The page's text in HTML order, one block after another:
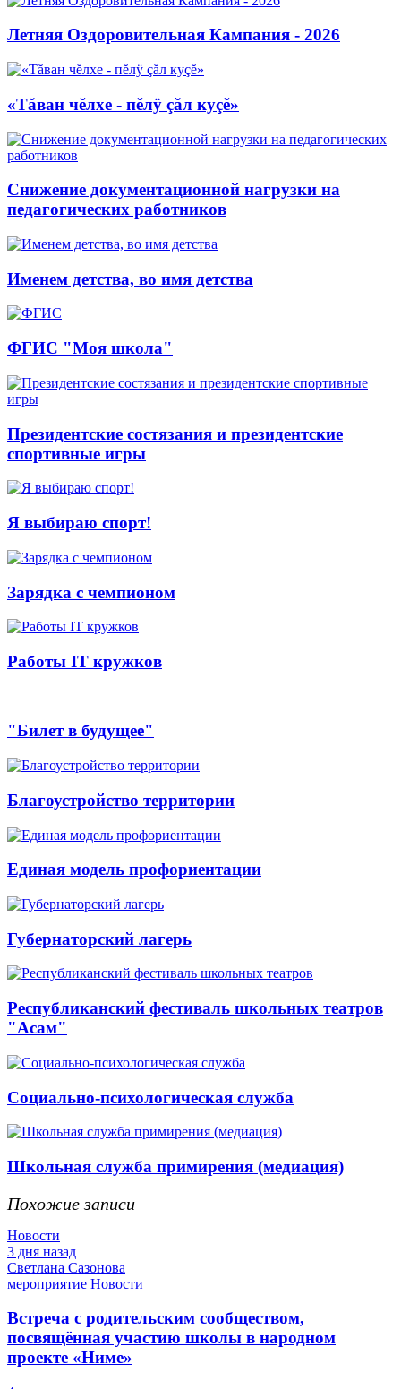
Летняя Оздоровительная Кампания - 2026
«Тăван чĕлхе - пĕлÿ çăл куçĕ»
Снижение документационной нагрузки на
педагогических работников
Именем детства, во имя детства
ФГИС "Моя школа"
Президентские состязания и президентские
спортивные игры
Я выбираю спорт!
Зарядка с чемпионом
Работы IT кружков
"Билет в будущее"
Благоустройство территории
Единая модель профориентации
Губернаторский лагерь
Республиканский фестиваль школьных театров
"Асам"
Социально-психологическая служба
Школьная служба примирения (медиация)
Похожие записи
Новости
3 дня назад
Светлана Сазонова
мероприятие Новости
Встреча с родительским сообществом,
посвящённая участию школы в народном
проекте «Ниме»